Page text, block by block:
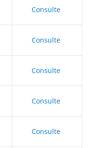
Consulte
Consulte
Consulte
Consulte
Consulte